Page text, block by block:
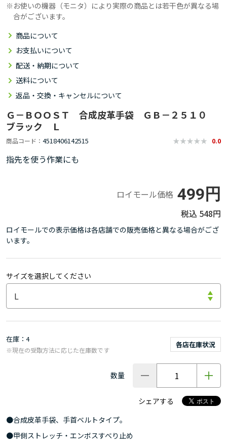
お使いの機器（モニタ）により実際の商品とは若干色が異なる場
合がございます。
商品について
お支払いについて
配送・納期について
送料について
返品・交換・キャンセルについて
Ｇ－ＢＯＯＳＴ 合成皮革手袋 ＧＢ－２５１０
ブラック Ｌ
商品コード 4518406142515 0.0
指先を使う作業にも
ロイモール価格 499円
548円
ロイモールでの表示価格は各店舗での販売価格と異なる場合がござ
います。
サイズを選択してください
在庫 4
各店在庫状況
※現在の受取方法に応じた在庫数です
数量
シェアする
●合成皮革手袋、手首ベルトタイプ。
●甲側ストレッチ・エンボスすべり止め